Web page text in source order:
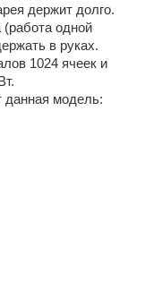
держит долго.
одной
в руках.
1024 ячеек и
данная модель: